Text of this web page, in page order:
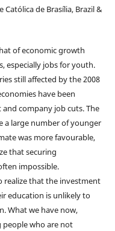
Católica de Brasília, Brazil &
of economic growth
especially jobs for youth.
still affected by the 2008
have been
company job cuts. The
a large number of younger
was more favourable,
that securing
impossible.
realize that the investment
education is unlikely to
What we have now,
people who are not